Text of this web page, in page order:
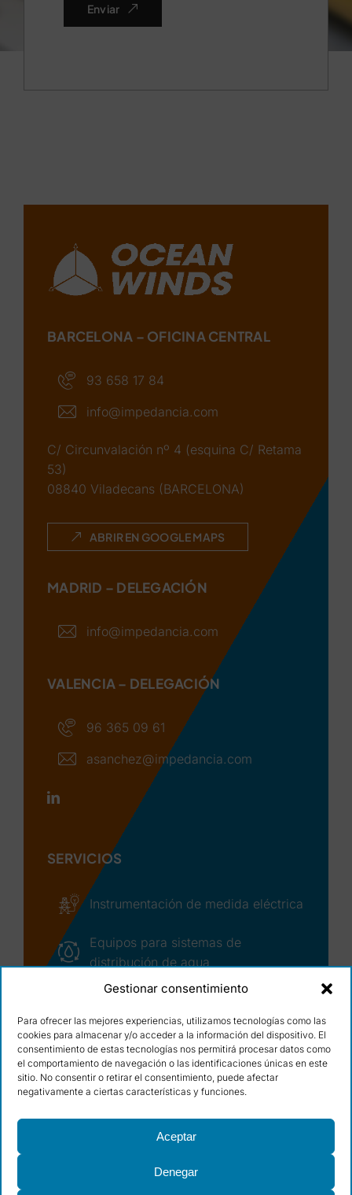
Gestionar consentimiento
Para ofrecer las mejores experiencias, utilizamos tecnologías como las
cookies para almacenar y/o acceder a la información del dispositivo. El
consentimiento de estas tecnologías nos permitirá procesar datos como
el comportamiento de navegación o las identificaciones únicas en este
sitio. No consentir o retirar el consentimiento, puede afectar
negativamente a ciertas características y funciones.
Aceptar
Denegar
Enviar
BARCELONA – OFICINA CENTRAL
93 658 17 84
info@impedancia.com
C/ Circunvalación nº 4 (esquina C/ Retama
53)
08840 Viladecans (BARCELONA)
ABRIR EN GOOGLE MAPS
MADRID – DELEGACIÓN
info@impedancia.com
VALENCIA – DELEGACIÓN
96 365 09 61
asanchez@impedancia.com
SERVICIOS
Instrumentación de medida eléctrica
Equipos para sistemas de
distribución de agua
Asistencia técnica y seguimiento de
© Copyright – 2026 | Ocean Winds, S.L.
Condiciones de uso
Cláusulas legales
Política de calidad|Cookies|Diseño web:
qualitystudio
FONDOS NEXT GENERATION (EU) DEL MECANISMO DE